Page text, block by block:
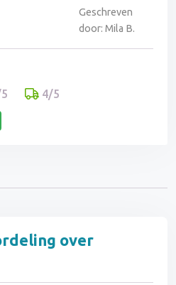
Geschreven
door: Mila B.
4/5
over